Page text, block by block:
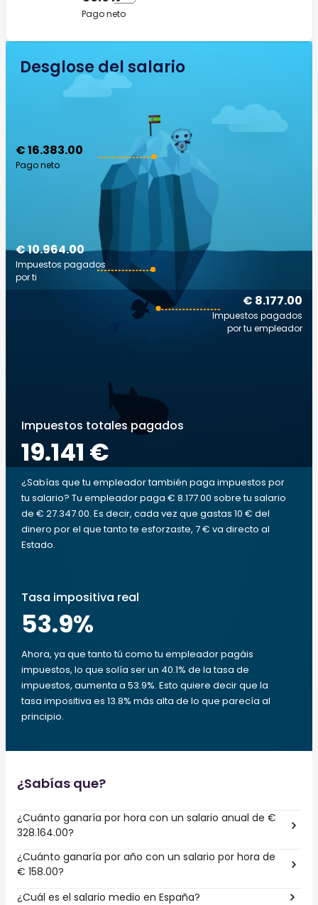
Pago neto
Desglose del salario
€ 16.383.00
Pago neto
€ 8.177.00
Impuestos pagados
por tu empleador
€ 10.964.00
Impuestos pagados
por ti
Impuestos totales pagados
19.141 €
¿Sabías que tu empleador también paga impuestos por
tu salario? Tu empleador paga € 8.177.00 sobre tu salario
de € 27.347.00. Es decir, cada vez que gastas 10 € del
dinero por el que tanto te esforzaste, 7 € va directo al
Estado.
Tasa impositiva real
53.9%
Ahora, ya que tanto tú como tu empleador pagáis
impuestos, lo que solía ser un 40.1% de la tasa de
impuestos, aumenta a 53.9%. Esto quiere decir que la
tasa impositiva es 13.8% más alta de lo que parecía al
principio.
¿Sabías que?
¿Cuánto ganaría por hora con un salario anual de €
328.164.00?
¿Cuánto ganaría por año con un salario por hora de
€ 158.00?
¿Cuál es el salario medio en España?